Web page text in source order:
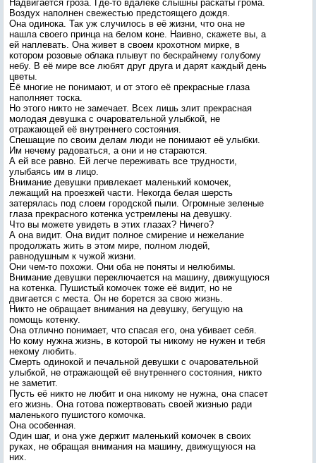
Надвигается гроза. Где-то вдалеке слышны раскаты грома.
Воздух наполнен свежестью предстоящего дождя.
Она одинока. Так уж случилось в её жизни, что она не
нашла своего принца на белом коне. Наивно, скажете вы, а
ей наплевать. Она живет в своем крохотном мирке, в
котором розовые облака плывут по бескрайнему голубому
небу. В её мире все любят друг друга и дарят каждый день
цветы.
Её многие не понимают, и от этого её прекрасные глаза
наполняет тоска.
Но этого никто не замечает. Всех лишь злит прекрасная
молодая девушка с очаровательной улыбкой, не
отражающей её внутреннего состояния.
Спешащие по своим делам люди не понимают её улыбки.
Им нечему радоваться, а они и не стараются.
А ей все равно. Ей легче переживать все трудности,
улыбаясь им в лицо.
Внимание девушки привлекает маленький комочек,
лежащий на проезжей части. Некогда белая шерсть
затерялась под слоем городской пыли. Огромные зеленые
глаза прекрасного котенка устремлены на девушку.
Что вы можете увидеть в этих глазах? Ничего?
А она видит. Она видит полное смирение и нежелание
продолжать жить в этом мире, полном людей,
равнодушным к чужой жизни.
Они чем-то похожи. Они оба не поняты и нелюбимы.
Внимание девушки переключается на машину, движущуюся
на котенка. Пушистый комочек тоже её видит, но не
двигается с места. Он не борется за свою жизнь.
Никто не обращает внимания на девушку, бегущую на
помощь котенку.
Она отлично понимает, что спасая его, она убивает себя.
Но кому нужна жизнь, в которой ты никому не нужен и тебя
некому любить.
Смерть одинокой и печальной девушки с очаровательной
улыбкой, не отражающей её внутреннего состояния, никто
не заметит.
Пусть её никто не любит и она никому не нужна, она спасет
его жизнь. Она готова пожертвовать своей жизнью ради
маленького пушистого комочка.
Она особенная.
Один шаг, и она уже держит маленький комочек в своих
руках, не обращая внимания на машину, движущуюся на
них.